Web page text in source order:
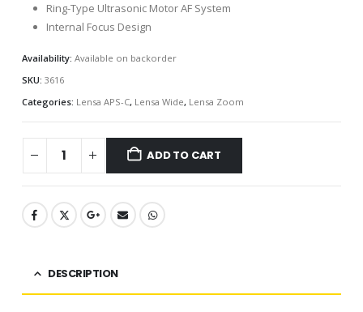
Ring-Type Ultrasonic Motor AF System
Internal Focus Design
Availability: Available on backorder
SKU: 3616
Categories: Lensa APS-C, Lensa Wide, Lensa Zoom
ADD TO CART
DESCRIPTION